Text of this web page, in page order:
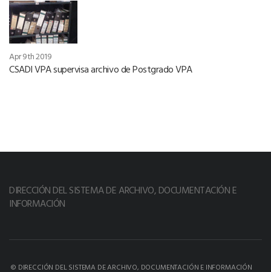
Apr 9th 2019
CSADI VPA supervisa archivo de Postgrado VPA
DIRECCIÓN DEL SISTEMA DE ARCHIVO, DOCUMENTACIÓN E
INFORMACIÓN
© DIRECCIÓN DEL SISTEMA DE ARCHIVO, DOCUMENTACIÓN E INFORMACIÓN